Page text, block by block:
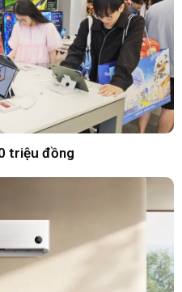
thông minh Trung
Stove 3C: Công suất
triệu đồng